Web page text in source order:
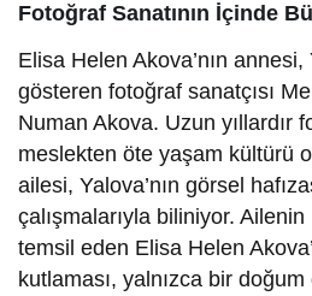
Fotoğraf Sanatının İçinde
Elisa Helen Akova’nın
gösteren fotoğraf sanatçısı
Numan Akova. Uzun yıllardır
meslekten öte yaşam kültürü
ailesi, Yalova’nın görsel
çalışmalarıyla biliniyor. Ailenin
temsil eden Elisa Helen
kutlaması, yalnızca bir